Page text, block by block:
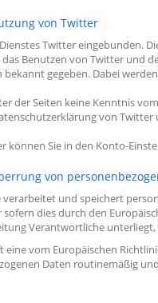
von Twitter
Twitter eingebunden.
das Benutzen von Twitter
gegeben. Dabei
der Seiten keine Kenntnis
von
können Sie in den Konto-
von
und speichert
dies durch den
Verantwortliche
eine vom Europäischen
Daten routinemäßig